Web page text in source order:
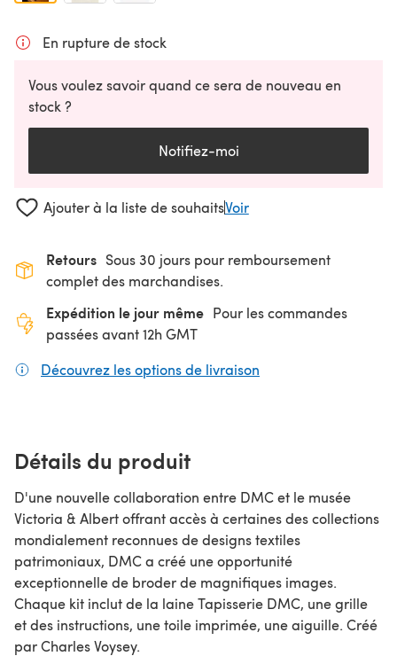
En rupture de stock
Vous voulez savoir quand ce sera de nouveau en
stock ?
Notifiez-moi
Ajouter à la liste de souhaitsVoir
Retours Sous 30 jours pour remboursement
complet des marchandises.
Expédition le jour même Pour les commandes
passées avant 12h GMT
Découvrez les options de livraison
Détails du produit
D'une nouvelle collaboration entre DMC et le musée
Victoria & Albert offrant accès à certaines des collections
mondialement reconnues de designs textiles
patrimoniaux, DMC a créé une opportunité
exceptionnelle de broder de magnifiques images.
Chaque kit inclut de la laine Tapisserie DMC, une grille
et des instructions, une toile imprimée, une aiguille. Créé
par Charles Voysey.